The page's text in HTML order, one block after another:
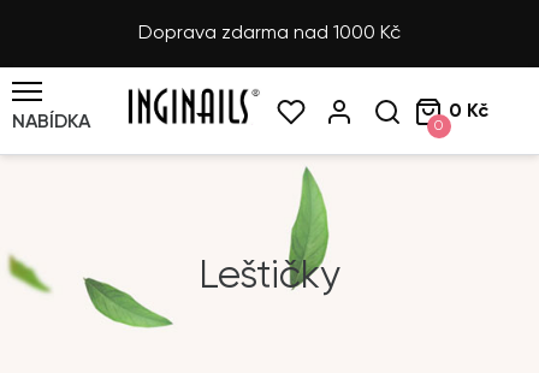
Doprava zdarma nad 1000 Kč
NABÍDKA 0
0 Kč
Leštičky